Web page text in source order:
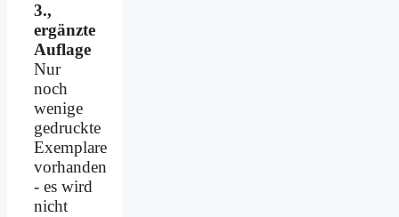
3.,
ergänzte
Auflage
Nur
noch
wenige
gedruckte
Exemplare
vorhanden
- es wird
nicht